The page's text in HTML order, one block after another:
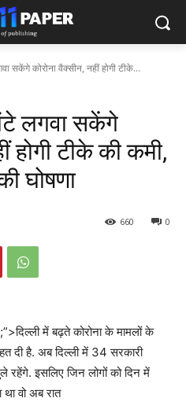
सकेंगे कोरोना वैक्सीन, नहीं होगी टीके...
लगवा सकेंगे
होगी टीके की कमी,
घोषणा
0
660
में बढ़ते कोरोना के मामलों के
दी है. अब दिल्ली में 34 सरकारी
इसलिए जिन लोगों को दिन में
वो अब रात